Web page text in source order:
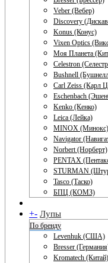
Veber (Вебер)
Discovery
Konus (Конус)
Vixen Optics
Моя Планета
Celestron
Bushnell
Carl Zeiss (Карл
Eschenbach
Kenko (Кенко)
Leica (Лейка)
MINOX (Минокс)
Navigator
Norbert (Норберт)
PENTAX
STURMAN
Tasco (Таско)
БПЦ (КОМЗ)
+- Лупы
По бренду
Levenhuk (США)
Bresser
Kromatech (Китай)